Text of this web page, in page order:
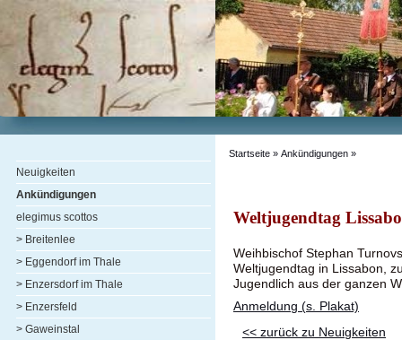
Neuigkeiten
Ankündigungen
elegimus scottos
> Breitenlee
> Eggendorf im Thale
> Enzersdorf im Thale
> Enzersfeld
> Gaweinstal
Startseite » Ankündigungen »
Weltjugendtag
Weihbischof Stephan
Weltjugendtag in Lissabon,
Jugendlich aus der ganzen
Anmeldung (s. Plakat)
<< zurück zu Neuigkeiten